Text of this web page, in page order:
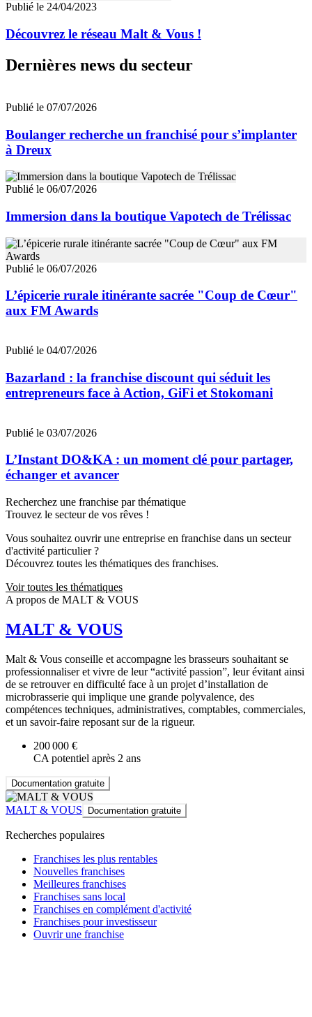
Publié le 24/04/2023
Découvrez le réseau Malt & Vous !
Dernières news du secteur
Publié le 07/07/2026
Boulanger recherche un franchisé pour s’implanter
à Dreux
Publié le 06/07/2026
Immersion dans la boutique Vapotech de Trélissac
Publié le 06/07/2026
L’épicerie rurale itinérante sacrée "Coup de Cœur"
aux FM Awards
Publié le 04/07/2026
Bazarland : la franchise discount qui séduit les
entrepreneurs face à Action, GiFi et Stokomani
Publié le 03/07/2026
L’Instant DO&KA : un moment clé pour partager,
échanger et avancer
Recherchez une franchise par thématique
Trouvez le secteur de vos rêves !
Vous souhaitez ouvrir une entreprise en franchise dans un secteur
d'activité particulier ?
Découvrez toutes les thématiques des franchises.
Voir toutes les thématiques
A propos de MALT & VOUS
MALT & VOUS
Malt & Vous conseille et accompagne les brasseurs souhaitant se
professionnaliser et vivre de leur “activité passion”, leur évitant ainsi
de se retrouver en difficulté face à un projet d’installation de
microbrasserie qui implique une grande polyvalence, des
compétences techniques, administratives, comptables, commerciales,
et un savoir-faire reposant sur de la rigueur.
200 000 €
CA potentiel après 2 ans
Documentation gratuite
MALT & VOUS Documentation gratuite
Recherches populaires
Franchises les plus rentables
Nouvelles franchises
Meilleures franchises
Franchises sans local
Franchises en complément d'activité
Franchises pour investisseur
Ouvrir une franchise